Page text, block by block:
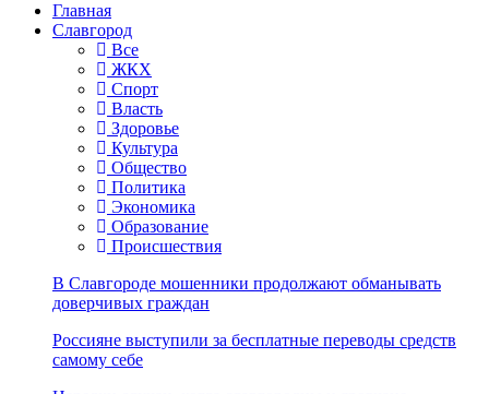
Главная
Славгород
Все
ЖКХ
Спорт
Власть
Здоровье
Культура
Общество
Политика
Экономика
Образование
Происшествия
В Славгороде мошенники продолжают обманывать
доверчивых граждан
Россияне выступили за бесплатные переводы средств
самому себе